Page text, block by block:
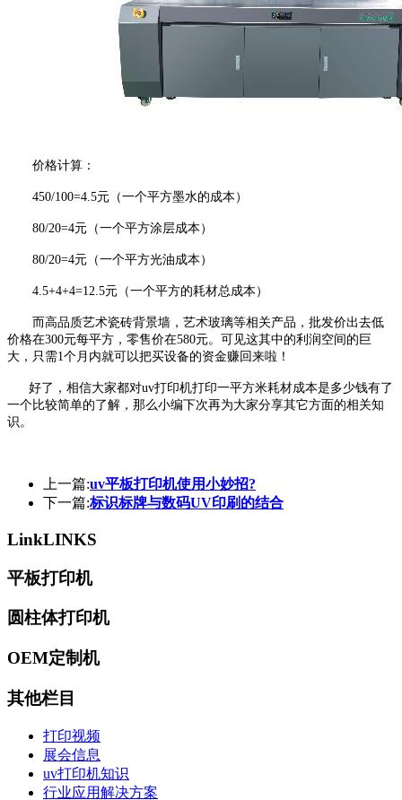
价格计算：
450/100=4.5元 （一个平方墨水的成本）
80/20=4元（一个平方涂层成本）
80/20=4元（一个平方光油成本）
4.5+4+4=12.5元（一个平方的耗材总成本）
而高品质艺术瓷砖背景墙，艺术玻璃等相关产品，批发价出去低
价格在300元每平方，零售价在580元。可见这其中的利润空间的巨
大，只需1个月内就可以把买设备的资金赚回来啦！
好了，相信大家都对uv打印机打印一平方米耗材成本是多少钱有了
一个比较简单的了解，那么小编下次再为大家分享其它方面的相关知
识。
上一篇:uv平板打印机使用小妙招?
下一篇:标识标牌与数码UV印刷的结合
LinkLINKS
平板打印机
圆柱体打印机
OEM定制机
其他栏目
打印视频
展会信息
uv打印机知识
行业应用解决方案